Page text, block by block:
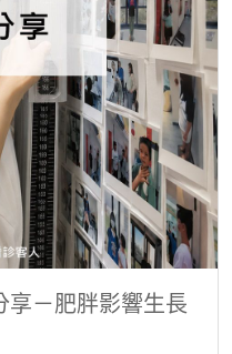
享－肥胖影響生長